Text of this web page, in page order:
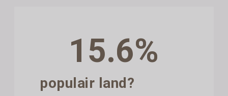
15.6%
populair land?